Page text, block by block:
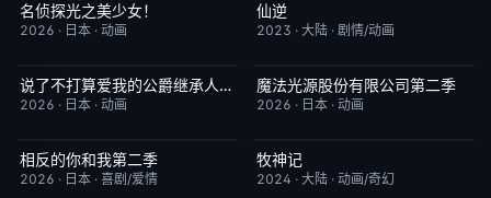
更新至第28集
名侦探光之美少女！
2026 · 日本 · 动画
更新至第153集
仙逆
2023 · 大陆 · 剧情/动画
更新至第06集 3.0说了不打算爱我的公爵继承人，不知为何对我宠爱有加
2026 · 日本 · 动画
更新至第06集 1.0
魔法光源股份有限公司第二季
2026 · 日本 · 动画
更新至第06集
相反的你和我第二季
2026 · 日本 · 喜剧/爱情
更新至第95集
牧神记
2024 · 大陆 · 动画/奇幻